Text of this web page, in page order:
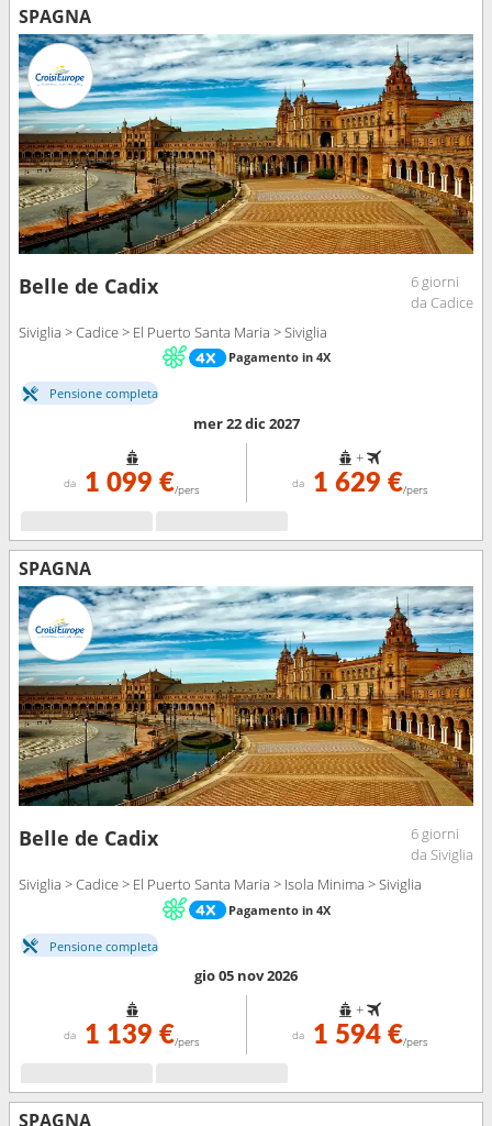
SPAGNA
Belle de Cadix
6 giorni
da Cadice
Siviglia > Cadice > El Puerto Santa Maria > Siviglia
Pagamento in 4X
Pensione completa
mer 22 dic 2027
da 1 099 €/pers
+
da 1 629 €/pers
SPAGNA
Belle de Cadix
6 giorni
da Siviglia
Siviglia > Cadice > El Puerto Santa Maria > Isola Minima > Siviglia
Pagamento in 4X
Pensione completa
gio 05 nov 2026
da 1 139 €/pers
+
da 1 594 €/pers
SPAGNA